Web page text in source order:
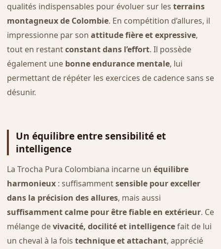
qualités indispensables pour évoluer sur les terrains
montagneux de Colombie. En compétition d’allures, il
impressionne par son attitude fière et expressive,
tout en restantconstant dans l’effort. Il possède
également une bonne endurance mentale, lui
permettant de répéter les exercices de cadence sans se
désunir.
Un équilibre entre sensibilité et
intelligence
La Trocha Pura Colombiana incarne un équilibre
harmonieux: suffisammentsensible pour exceller
dans la précision des allures, mais aussi
suffisamment calme pour être fiable en extérieur. Ce
mélange devivacité, docilité et intelligencefait de lui
un cheval à la fois technique et attachant, apprécié